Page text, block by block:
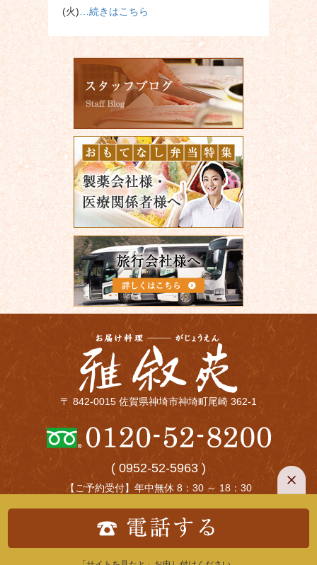
(火) …続きはこちら
〒 842-0015 佐賀県神埼市神埼町尾崎 362-1
( 0952-52-5963 )
【ご予約受付】年中無休 8：30 ～ 18：30
【お届け可能時間】9:00～18:00
【お届け定休日】毎週月曜（祭日の場合は翌日）